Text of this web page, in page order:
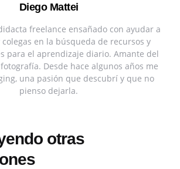
Diego Mattei
freelance ensañado con ayudar a
en la búsqueda de recursos y
para el aprendizaje diario. Amante del
Desde hace algunos años me
una pasión que descubrí y que no
pienso dejarla.
otras